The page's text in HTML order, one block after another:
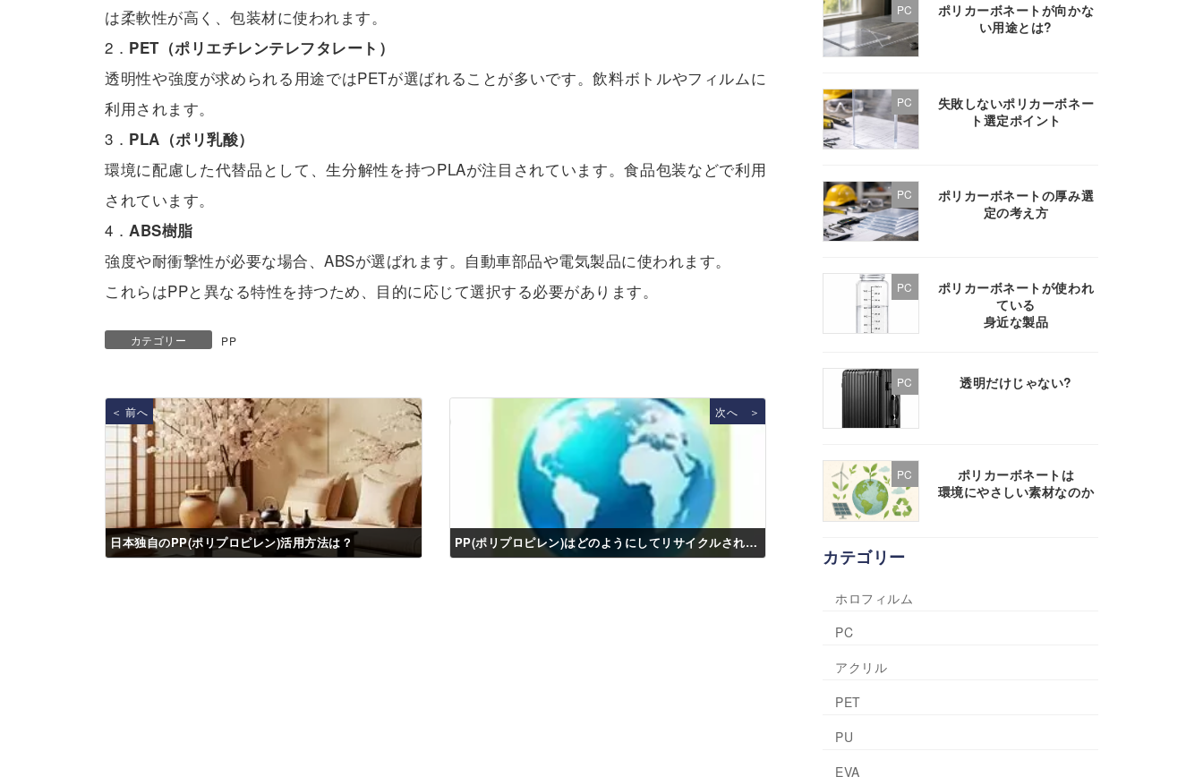
は柔軟性が高く、包装材に使われます。
2． PET（ポリエチレンテレフタレート）
透明性や強度が求められる用途ではPETが選ばれることが多いです。飲料ボトルやフィルムに
利用されます。
3． PLA（ポリ乳酸）
環境に配慮した代替品として、生分解性を持つPLAが注目されています。食品包装などで利用
されています。
4．ABS樹脂
強度や耐衝撃性が必要な場合、ABSが選ばれます。自動車部品や電気製品に使われます。
これらはPPと異なる特性を持つため、目的に応じて選択する必要があります。
カテゴリー PP
＜ 前へ
日本独自のPP(ポリプロピレン)活用方法は？
次へ ＞
PP(ポリプロピレン)はどのようにしてリサイクルされますか？
PC
ポリカーボネートが向かな
い用途とは?
PC
失敗しないポリカーボネー
ト選定ポイント
PC
ポリカーボネートの厚み選
定の考え方
PC
ポリカーボネートが使われ
ている
身近な製品
PC 透明だけじゃない?
PC
ポリカーボネートは
環境にやさしい素材なのか
カテゴリー
ホロフィルム
PC
アクリル
PET
PU
EVA